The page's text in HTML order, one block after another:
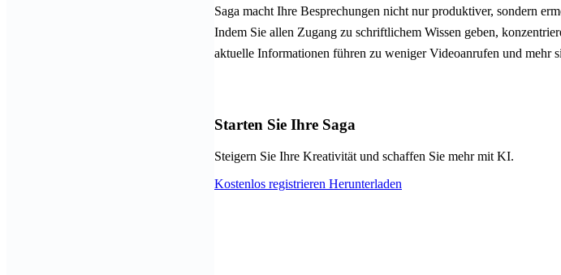
Saga macht Ihre Besprechungen nicht nur produktiver, sondern
Indem Sie allen Zugang zu schriftlichem Wissen geben,
aktuelle Informationen führen zu weniger Videoanrufen und mehr
Starten Sie Ihre Saga
Steigern Sie Ihre Kreativität und schaffen Sie mehr mit KI.
Kostenlos registrieren Herunterladen